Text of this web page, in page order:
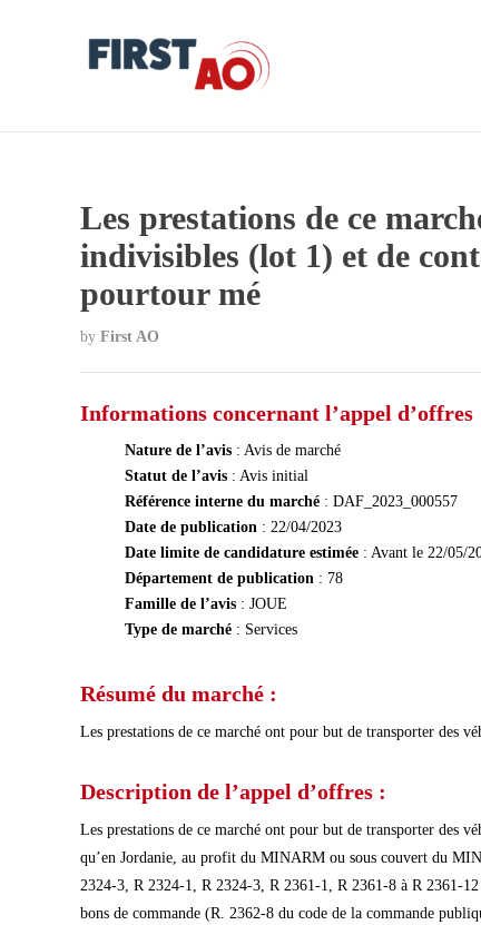
Les prestations de ce
indivisibles (lot 1) et de
pourtour mé
by First AO
Informations concernant l’appel d’offres
Nature de l’avis : Avis de marché
Statut de l’avis : Avis initial
Référence interne du marché : DAF_2023_000557
Date de publication : 22/04/2023
Date limite de candidature estimée : Avant le 22/05/
Département de publication : 78
Famille de l’avis : JOUE
Type de marché : Services
Résumé du marché :
Les prestations de ce marché ont pour but de transporter des
Description de l’appel d’offres :
Les prestations de ce marché ont pour but de transporter des
qu’en Jordanie, au profit du MINARM ou sous couvert du
2324-3, R 2324-1, R 2324-3, R 2361-1, R 2361-8 à R 2361-
bons de commande (R. 2362-8 du code de la commande